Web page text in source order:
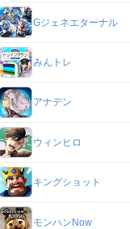
Gジェネエターナル
みんトレ
アナデン
ウィンヒロ
キングショット
モンハンNow